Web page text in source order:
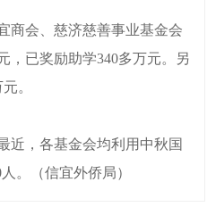
商会、慈济慈善事业基金会
，已奖励助学340多万元。另
。
，各基金会均利用中秋国
。（信宜外侨局）